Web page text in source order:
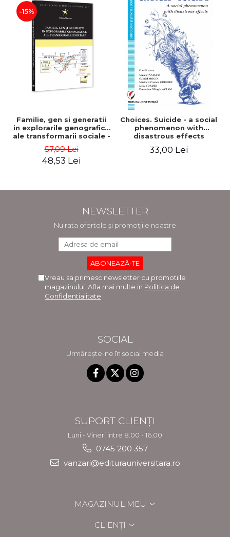
-15%
Familie, gen si generatii
in explorarile genografice
ale transformarii sociale -
57,09 Lei
48,53 Lei
Choices. Suicide - a social
phenomenon with
disastrous effects
33,00 Lei
NEWSLETTER
Nu rata ofertele și promoțiile noastre
Vreau sa primesc newsletter cu promotiile
magazinului. Afla mai multe in Politica de
Confidentialitate
SOCIAL
Urmărește-ne în social media
SUPORT CLIENȚI
Luni - Vineri intre 8.00 - 16.00
0745 200 357
vanzari@editurauniversitara.ro
MAGAZINUL MEU
CLIENȚI